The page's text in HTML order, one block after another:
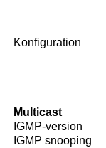
Konfiguration
Multicast
IGMP-version
IGMP snooping